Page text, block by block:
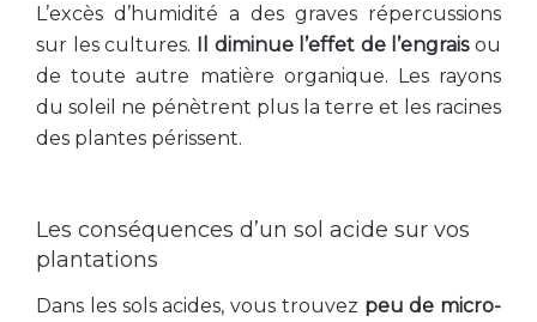
L’excès d’humidité a des graves répercussions
sur les cultures. Il diminue l’effet de l’engraisou
de toute autre matière organique. Les rayons
du soleil ne pénètrent plus la terre et les racines
des plantes périssent.
Les conséquences d’un sol acide sur vos
plantations
Dans les sols acides, vous trouvez peu de micro-